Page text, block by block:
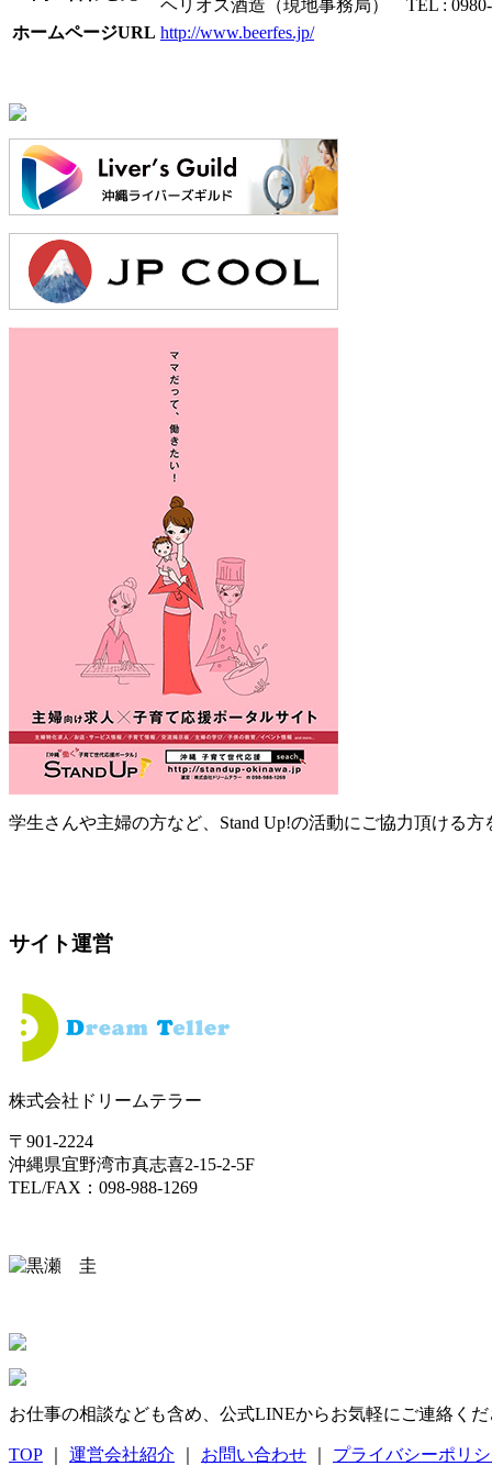
ヘリオス酒造（現地事務局） TEL : 0980-
ホームページURL http://www.beerfes.jp/
学生さんや主婦の方など、Stand Up!の活動にご協力頂ける方
サイト運営
株式会社ドリームテラー
〒901-2224
沖縄県宜野湾市真志喜2-15-2-5F
TEL/FAX：098-988-1269
お仕事の相談なども含め、公式LINEからお気軽にご連絡くだ
TOP 運営会社紹介 お問い合わせ プライバシーポリ